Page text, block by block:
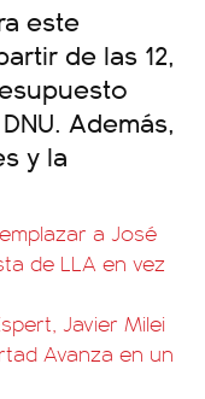
este
de las 12,
Además,
y la
a José
de LLA en vez
Javier Milei
Avanza en un